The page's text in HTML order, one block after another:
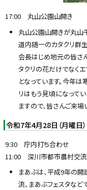
17:00 丸山公園山開き
丸山公園山開きが丸山
道内随一のカタクリ群
会長はじめ地元の皆さ
タクリの花だけでなく
となっています。今年
リはもう見頃になって
ますので、皆さんご来場
令和7年4月28日（月曜日）
9:30 庁内打ち合わせ
11:00 深川市都市農村交
まあぶは、平成9年の
流、まあぶフェスタな